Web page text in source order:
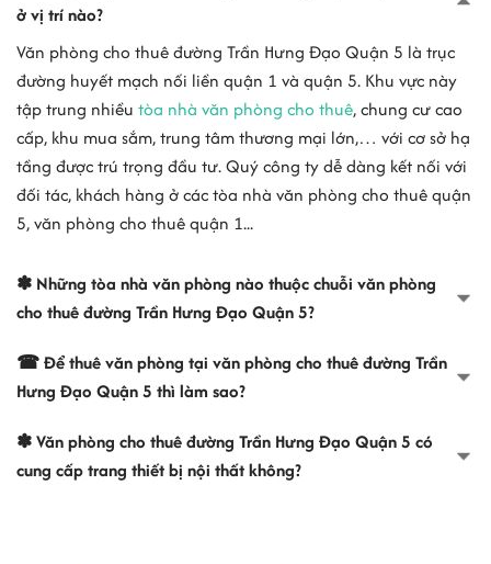
>> Xem thêm: Danh sách tòa nhà cho thuê văn phòng Quận 5
Vị trí đường Trần Hưng Đạo, Quận 5
Đường Trần Hưng Đạođược xem là một tuyến đường lớn có dân
cư đông và sầm uất. Đây là tuyến đường lưu thông 2 chiều và cắt
ngang các con đường như Trần Tuấn Khải, Bùi Hữu Nghĩa, Huỳnh
Mẫn Đạt, Trần Bình Trọng.
giao thông trọng điểm nối liền quận 1 với quận 5. Tuyến đường này
còn được đánh giá là trung tâm tài chính kinh tế mới của quận 5,
bao quanh là nhiều tiện ích đa dạng, đáp ứng mọi nhu cầu của
doanh nghiệp và nhân viên.
Văn phòng tại đường Trần Hưng Đạo
được văn phòng làm việc đầy đủ tiện ích với vị trí thuận lợi mà vẫn
tối ưu hóa chi phí.
ở vị trí nào?
Văn phòng cho thuê đường Trần Hưng Đạo Quận 5 là trục
đường huyết mạch nối liền quận 1 và quận 5. Khu vực này
tập trung nhiều tòa nhà văn phòng cho thuê, chung cư cao
cấp, khu mua sắm, trung tâm thương mại lớn,… với cơ sở hạ
tầng được trú trọng đầu tư. Quý công ty dễ dàng kết nối với
đối tác, khách hàng ở các tòa nhà văn phòng cho thuê quận
5, văn phòng cho thuê quận 1...
✽ Những tòa nhà văn phòng nào thuộc chuỗi văn phòng
cho thuê đường Trần Hưng Đạo Quận 5?
☎ Để thuê văn phòng tại văn phòng cho thuê đường Trần
Hưng Đạo Quận 5 thì làm sao?
✽ Văn phòng cho thuê đường Trần Hưng Đạo Quận 5 có
cung cấp trang thiết bị nội thất không?